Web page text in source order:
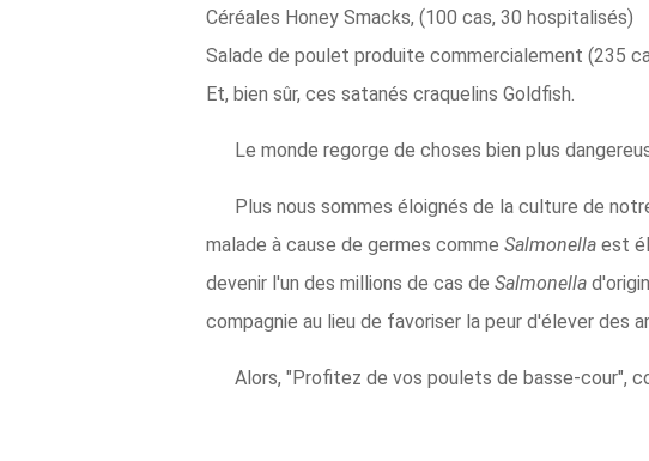
Céréales Honey Smacks, (100 cas, 30 hospitalisés)
Salade de poulet produite commercialement (235
Et, bien sûr, ces satanés craquelins Goldfish.
Le monde regorge de choses bien plus
Plus nous sommes éloignés de la culture de
malade à cause de germes comme Salmonella est
devenir l'un des millions de cas de Salmonella
compagnie au lieu de favoriser la peur d'élever des
Alors, "Profitez de vos poulets de basse-cour",